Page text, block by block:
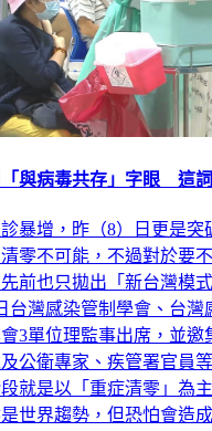
與病毒共存」字眼 這
暴增，昨（8）日更是突
零不可能，不過對於要
前也只拋出「新台灣模
台灣感染管制學會、台灣
3單位理監事出席，並邀
公衛專家、疾管署官員
就是以「重症清零」為
世界趨勢，但恐怕會造